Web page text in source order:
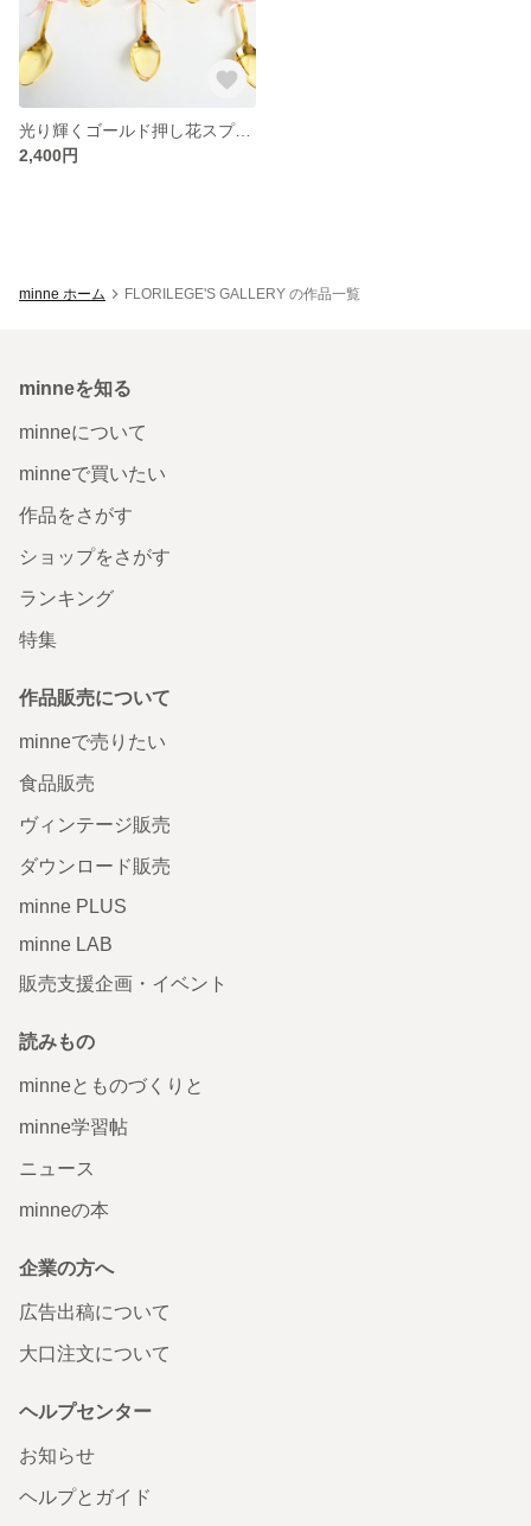
光り輝くゴールド押し花スプーン❁3本set
2,400円
minne ホーム FLORILEGE'S GALLERY の作品一覧
minneを知る
minneについて
minneで買いたい
作品をさがす
ショップをさがす
ランキング
特集
作品販売について
minneで売りたい
食品販売
ヴィンテージ販売
ダウンロード販売
minne PLUS
minne LAB
販売支援企画・イベント
読みもの
minneとものづくりと
minne学習帖
ニュース
minneの本
企業の方へ
広告出稿について
大口注文について
ヘルプセンター
お知らせ
ヘルプとガイド